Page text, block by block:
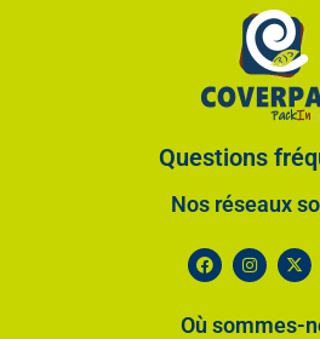
Questions
Nos réseaux
Où sommes-